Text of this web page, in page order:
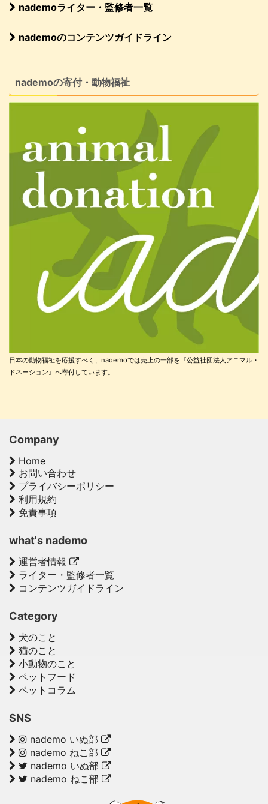
nademoライター・監修者一覧
nademoのコンテンツガイドライン
nademoの寄付・動物福祉
日本の動物福祉を応援すべく、nademoでは売上の一部を『公益社団法人アニマル・
ドネーション』へ寄付しています。
Company
Home
お問い合わせ
プライバシーポリシー
利用規約
免責事項
what's nademo
運営者情報
ライター・監修者一覧
コンテンツガイドライン
Category
犬のこと
猫のこと
小動物のこと
ペットフード
ペットコラム
SNS
nademo いぬ部
nademo ねこ部
nademo いぬ部
nademo ねこ部